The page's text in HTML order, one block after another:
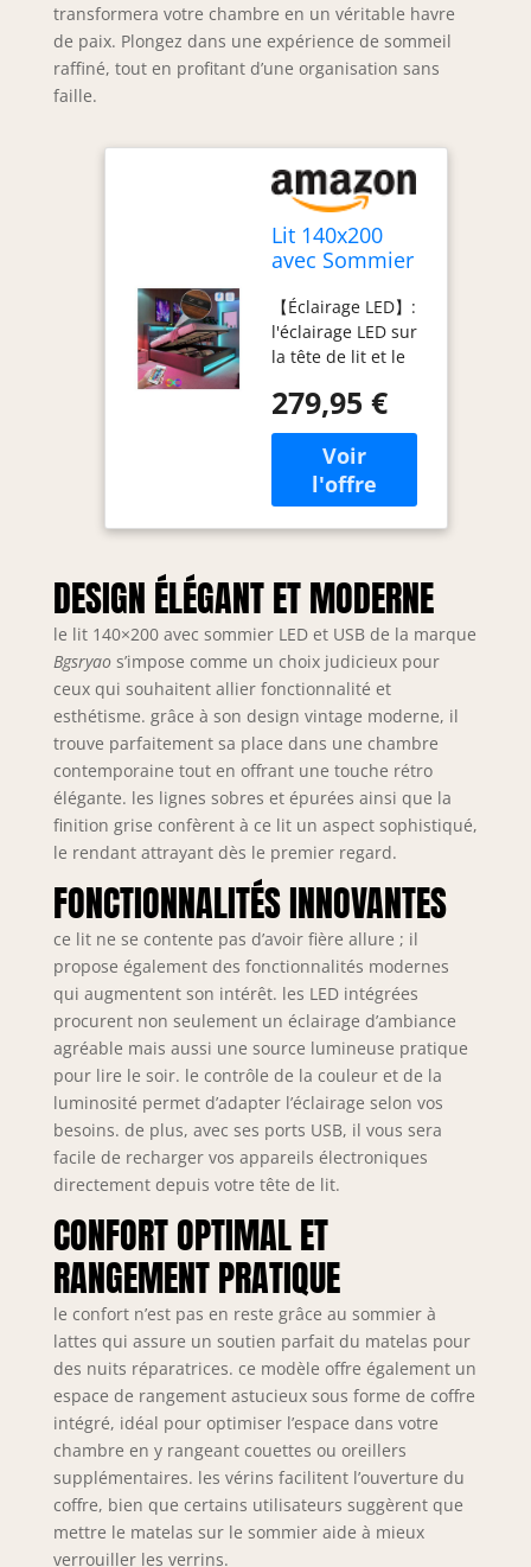
transformera votre chambre en un véritable havre
de paix. Plongez dans une expérience de sommeil
raffiné, tout en profitant d’une organisation sans
faille.
Lit 140x200
avec Sommier
Coffre 140x200
avec
Rangement et
avec à Lattes 2
Personnes,
Rembourré
Cadre de
Lin(sans
Matelas)
【Éclairage LED】:
l'éclairage LED sur
la tête de lit et le
un style moderne à
votre chambre, et
avec la
télécommande,
vous pouvez
changer les
couleurs et la
luminosité pour un
sommeil
confortable.
【Station de
charge avec port
USB】: L'une des
caractéristiques
les plus utiles est
la prise USB
intégrée à la tête
du lit, ce qui vous
votre téléphone
portable et votre
d'aller vous
coucher. 【Espace
de rangement
suffisant】:
l'étagère peut
contenir des
téléphones
portables ou des
tablettes. Grâce au
gaz, l'espace sous
les lattes de lit
peut être utilisé
pour ranger de
grands objets. Le
sommier à lattes
se replie
facilement en
soulevant les
bandes de tissu.
Un tissu non tissé
est fixé au bas du
lit qui repousse la
279,95 €
DESIGN ÉLÉGANT ET MODERNE
le lit 140×200 avec sommier LED et USB de la marque
Bgsryaos’impose comme un choix judicieux pour
ceux qui souhaitent allier fonctionnalité et
esthétisme. grâce à son design vintage moderne, il
trouve parfaitement sa place dans une chambre
contemporaine tout en offrant une touche rétro
élégante. les lignes sobres et épurées ainsi que la
finition grise confèrent à ce lit un aspect sophistiqué,
le rendant attrayant dès le premier regard.
FONCTIONNALITÉS INNOVANTES
ce lit ne se contente pas d’avoir fière allure ; il
propose également des fonctionnalités modernes
qui augmentent son intérêt. les LED intégrées
procurent non seulement un éclairage d’ambiance
agréable mais aussi une source lumineuse pratique
pour lire le soir. le contrôle de la couleur et de la
luminosité permet d’adapter l’éclairage selon vos
besoins. de plus, avec ses ports USB, il vous sera
facile de recharger vos appareils électroniques
directement depuis votre tête de lit.
CONFORT OPTIMAL ET
RANGEMENT PRATIQUE
le confort n’est pas en reste grâce au sommier à
lattes qui assure un soutien parfait du matelas pour
des nuits réparatrices. ce modèle offre également un
espace de rangement astucieux sous forme de coffre
intégré, idéal pour optimiser l’espace dans votre
chambre en y rangeant couettes ou oreillers
supplémentaires. les vérins facilitent l’ouverture du
coffre, bien que certains utilisateurs suggèrent que
mettre le matelas sur le sommier aide à mieux
verrouiller les verrins.